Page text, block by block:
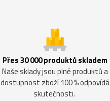
Přes 30 000 produktů skladem
Naše sklady jsou plné produktů a
dostupnost zboží 100 % odpovídá
skutečnosti.